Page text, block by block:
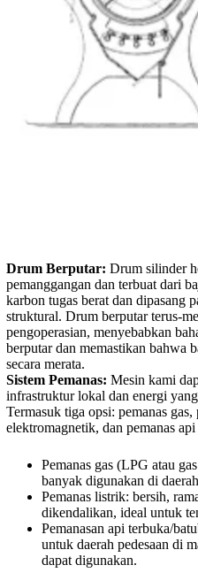
Drum Berputar: Drum silinder
pemanggangan dan terbuat dari
karbon tugas berat dan dipasang
struktural. Drum berputar terus-
pengoperasian, menyebabkan
berputar dan memastikan bahwa
secara merata.
Sistem Pemanas: Mesin kami
infrastruktur lokal dan energi
Termasuk tiga opsi: pemanas gas,
elektromagnetik, dan pemanas
Pemanas gas (LPG atau
banyak digunakan di
Pemanas listrik: bersih,
dikendalikan, ideal untuk
Pemanasan api terbuka/
untuk daerah pedesaan di
dapat digunakan.